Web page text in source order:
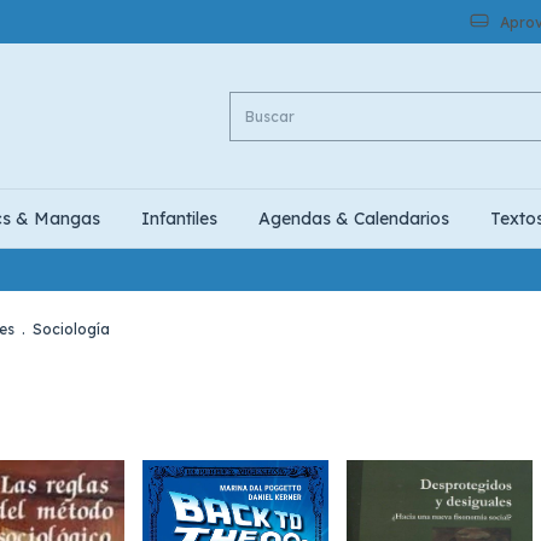
& Mangas Infantiles Agendas & Calendarios
. Sociología